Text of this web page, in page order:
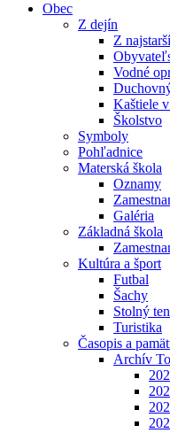
Obec
Z dejín
Z
Vodné
Kaštiele
Školstvo
Symboly
Pohľadnice
Materská škola
Oznamy
Galéria
Základná škola
Kultúra a šport
Futbal
Šachy
Stolný
Turistika
Časopis a
Archív